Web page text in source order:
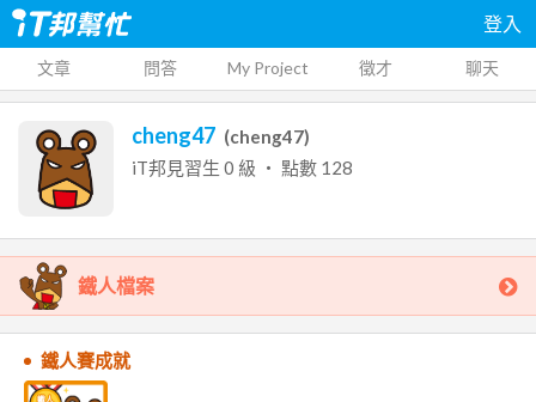
登入
文章 問答 My Project 徵才 聊天
cheng47 (cheng47)
iT邦見習生 0 級 ‧ 點數 128
鐵人檔案
鐵人賽成就